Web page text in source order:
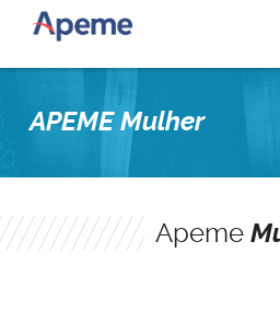
APEME Mulher
Apeme